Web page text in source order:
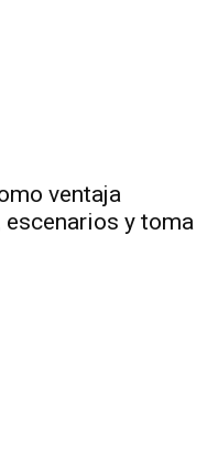
ventaja
y toma